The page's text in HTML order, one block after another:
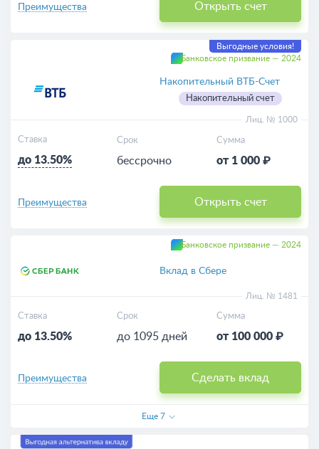
Открыть счет
Преимущества
Выгодные условия!
Банковское призвание — 2024
Накопительный ВТБ-Счет
Накопительный счет
Лиц. № 1000
Ставка
до 13.50%
Срок
бессрочно
Сумма
от 1 000 ₽
Открыть счет
Преимущества
Банковское призвание — 2024
Вклад в Сбере
Лиц. № 1481
Ставка
до 13.50%
Срок
до 1095 дней
Сумма
от 100 000 ₽
Сделать вклад
Преимущества
Еще 7